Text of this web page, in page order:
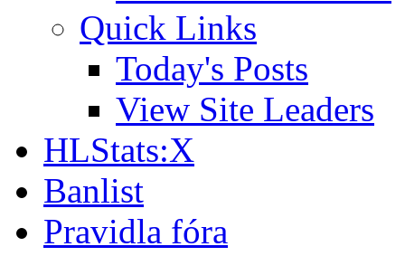
Quick Links
Today's Posts
View Site Leaders
HLStats:X
Banlist
Pravidla fóra